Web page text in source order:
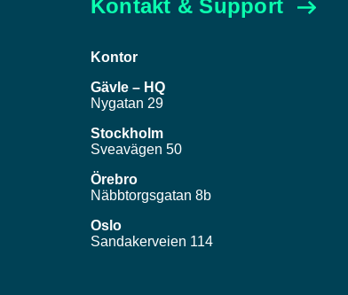
Kontakt & Support
Kontor
Gävle – HQ
Nygatan 29
Stockholm
Sveavägen 50
Örebro
Näbbtorgsgatan 8b
Oslo
Sandakerveien 114